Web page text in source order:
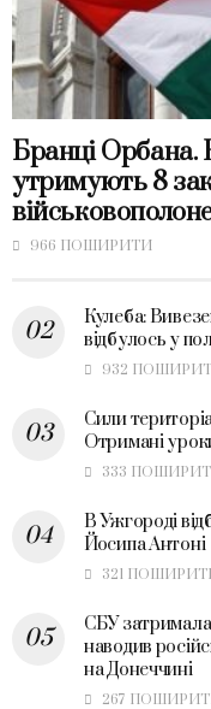
Бранці Орбана.
утримують 8
966 ПОШИРИТИ
Кулеба:
відбулось у
932
Сили
Отримані
333
В Ужгороді
Йосипа Антоні
321
СБУ
наводив
на Донеччині
267